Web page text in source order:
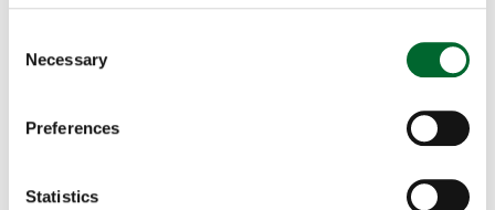
Selection
Necessary
Preferences
Statistics